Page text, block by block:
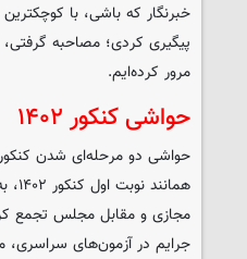
خبرنگار که باشی، با
پیگیری کردی؛ مصاحبه
مرور کرده‌ایم.
حواشی کنکور ۱۴۰۲
جرایم در آزمون‌های